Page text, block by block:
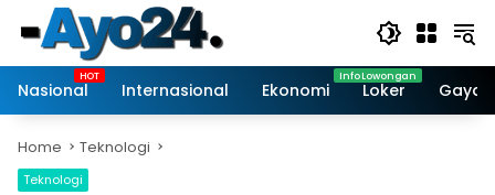
content
Nasional
Internasional Ekonomi Loker Gaya
Home Teknologi
Teknologi